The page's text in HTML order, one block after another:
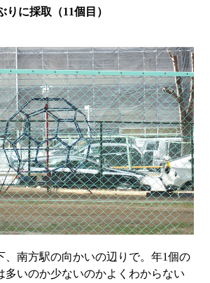
りに採取（11個目）
、南方駅の向かいの辺りで。年1個の
多いのか少ないのかよくわからない